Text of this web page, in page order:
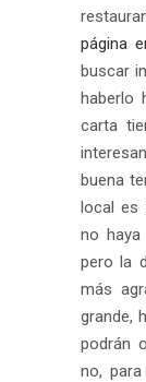
página
buscar
haberlo
carta
buena
local es
no
pero la
más
grande,
podrán
no,